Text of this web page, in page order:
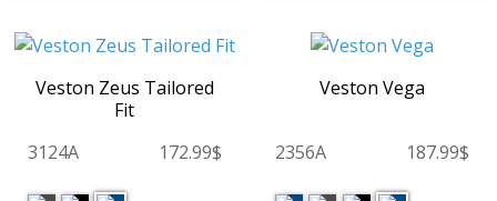
Veston Zeus Tailored
Fit
3124A
172.99$
Veston Vega
2356A 187.99$